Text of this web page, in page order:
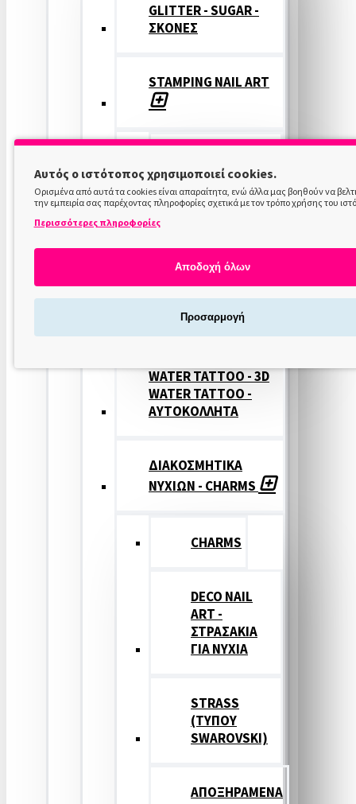
GLITTER - SUGAR -
ΣΚΟΝΕΣ
STAMPING NAIL ART
COLOR
ΝΥΧΙΩΝ
ΣΦΡΑΓΙΔΕΣ
ΝΥΧΙΩΝ
WATER TATTOO - 3D
WATER TATTOO -
ΑΥΤΟΚΟΛΛΗΤΑ
ΔΙΑΚΟΣΜΗΤΙΚΑ
ΝΥΧΙΩΝ - CHARMS
CHARMS
DECO NAIL
ART -
ΣΤΡΑΣΑΚΙΑ
ΓΙΑ ΝΥΧΙΑ
STRASS
(ΤΥΠΟΥ
SWAROVSKI)
ΑΠΟΞΗΡΑΜΕΝΑ
Αυτός ο ιστότοπος χρησιμοποιεί cookies.
Ορισμένα από αυτά τα cookies είναι απαραίτητα, ενώ άλλα μας βοηθούν να
την εμπειρία σας παρέχοντας πληροφορίες σχετικά με τον τρόπο χρήσης του
Περισσότερες πληροφορίες
Αποδοχή όλων
Προσαρμογή